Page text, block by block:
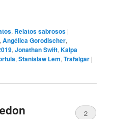
, Relatos sabrosos |
,Angélica Gorodischer,
,Jonathan Swift,Kalpa
,Stanislaw Lem,Trafalgar |
2